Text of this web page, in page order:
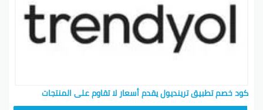
كود خصم تطبيق ترينديول يقدم أسعار لا تقاوم على المنتجات